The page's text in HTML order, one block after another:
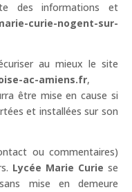
des informations et
curie-nogent-sur-
au mieux le site
ac-amiens.fr,
être mise en cause si
et installées sur son
ou commentaires)
Lycée Marie Curie se
mise en demeure